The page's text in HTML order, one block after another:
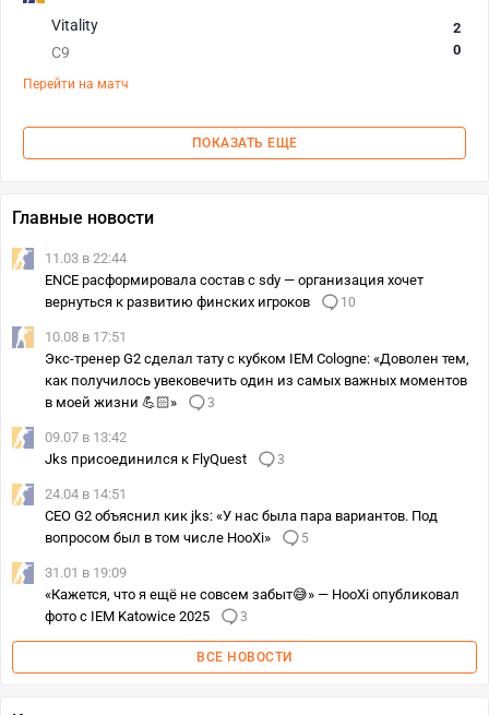
Vitality
C9
2
0
Перейти на матч
ПОКАЗАТЬ ЕЩЕ
Главные новости
11.03 в 22:44
ENCE расформировала состав с sdy — организация хочет
вернуться к развитию финских игроков
10
10.08 в 17:51
Экс-тренер G2 сделал тату с кубком IEM Cologne: «Доволен тем,
как получилось увековечить один из самых важных моментов
в моей жизни 💪🏻»
3
09.07 в 13:42
Jks присоединился к FlyQuest
3
24.04 в 14:51
CEO G2 объяснил кик jks: «У нас была пара вариантов. Под
вопросом был в том числе HooXi»
5
31.01 в 19:09
«Кажется, что я ещё не совсем забыт😅» — HooXi опубликовал
фото с IEM Katowice 2025
3
ВСЕ НОВОСТИ